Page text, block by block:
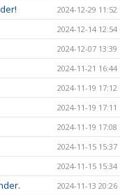
2024-12-29 11:52
2024-12-14 12:54
2024-12-07 13:39
2024-11-21 16:44
2024-11-19 17:12
2024-11-19 17:11
2024-11-19 17:08
2024-11-15 15:37
2024-11-15 15:34
2024-11-13 20:26